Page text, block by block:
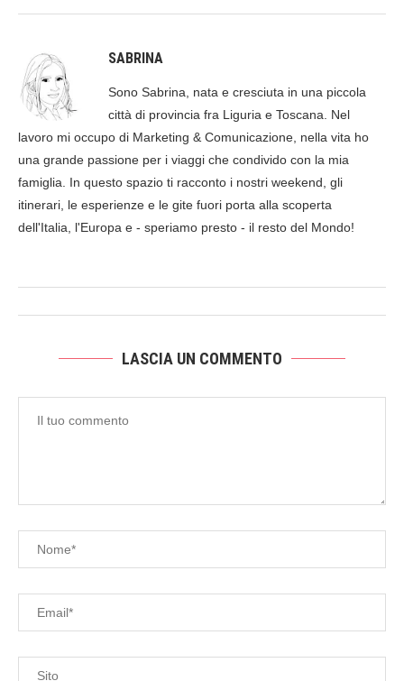
SABRINA
Sono Sabrina, nata e cresciuta in una piccola
città di provincia fra Liguria e Toscana. Nel
lavoro mi occupo di Marketing & Comunicazione, nella vita ho
una grande passione per i viaggi che condivido con la mia
famiglia. In questo spazio ti racconto i nostri weekend, gli
itinerari, le esperienze e le gite fuori porta alla scoperta
dell'Italia, l'Europa e - speriamo presto - il resto del Mondo!
LASCIA UN COMMENTO